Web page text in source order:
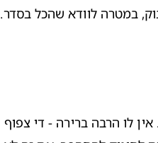
במטרה לוודא שהכל בסדר.